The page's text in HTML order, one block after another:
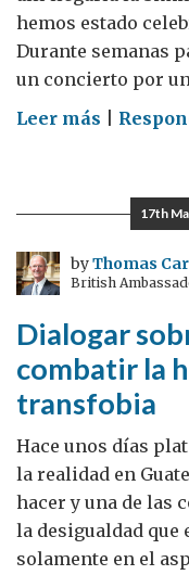
hemos estado
Durante semanas
un concierto por
Leer más on
gran
premio!
17th
byThomas
British
Dialogar
combatir la
transfobia
Hace unos días
la realidad en
hacer y una de las
la desigualdad que
solamente en el